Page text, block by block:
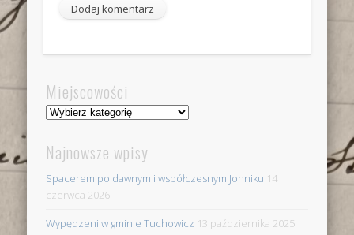
Miejscowości
Miejscowości
Najnowsze wpisy
Spacerem po dawnym i współczesnym Jonniku 14
czerwca 2026
Wypędzeni w gminie Tuchowicz 13 października 2025